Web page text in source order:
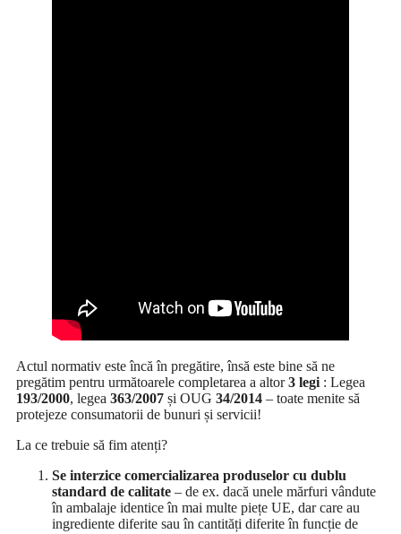
Actul normativ este încă în pregătire, însă este bine să ne
pregătim pentru următoarele completarea a altor3 legi : Legea
193/2000, legea 363/2007 și OUG 34/2014 – toate menite să
protejeze consumatorii de bunuri și servicii!
La ce trebuie să fim atenți?
Se interzice comercializarea produselor cu dublu
standard de calitate – de ex. dacă unele mărfuri vândute
în ambalaje identice în mai multe piețe UE, dar care au
ingrediente diferite sau în cantități diferite în funcție de